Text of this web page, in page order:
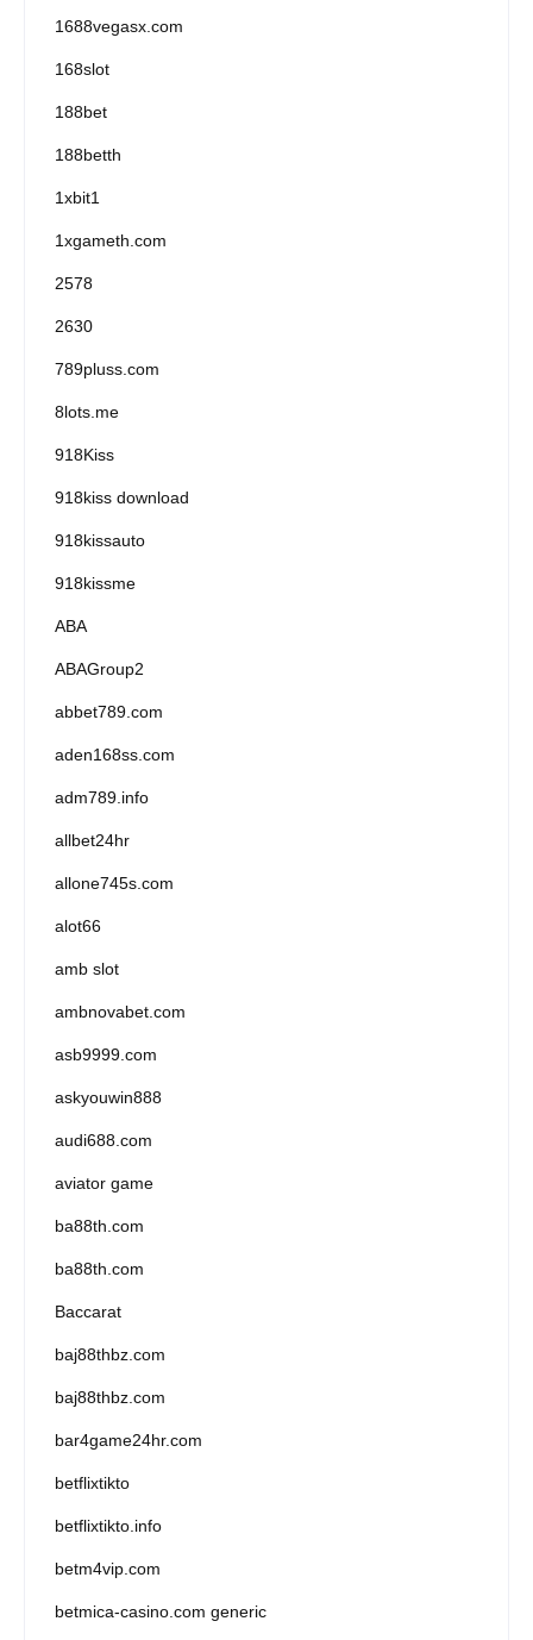
1688vegasx.com
168slot
188bet
188betth
1xbit1
1xgameth.com
2578
2630
789pluss.com
8lots.me
918Kiss
918kiss download
918kissauto
918kissme
ABA
ABAGroup2
abbet789.com
aden168ss.com
adm789.info
allbet24hr
allone745s.com
alot66
amb slot
ambnovabet.com
asb9999.com
askyouwin888
audi688.com
aviator game
ba88th.com
ba88th.com
Baccarat
baj88thbz.com
baj88thbz.com
bar4game24hr.com
betflixtikto
betflixtikto.info
betm4vip.com
betmica-casino.com generic